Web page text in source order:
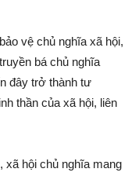
vệ chủ nghĩa xã hội,
bá chủ nghĩa
đây trở thành tư
thần của xã hội, liên
xã hội chủ nghĩa mang